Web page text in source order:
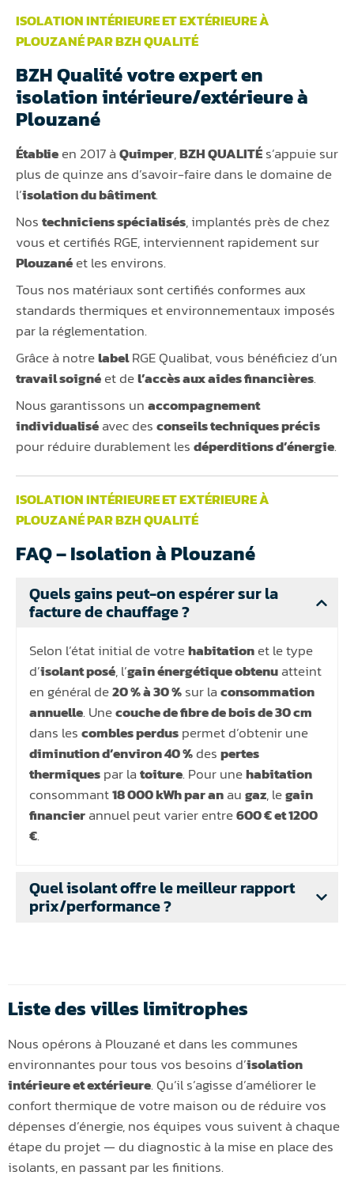
ISOLATION INTÉRIEURE ET EXTÉRIEURE À
PLOUZANÉ PAR BZH QUALITÉ
BZH Qualité votre expert en
isolation intérieure/extérieure à
Plouzané
Établieen 2017 àQuimper,BZH QUALITÉs’appuie sur
plus de quinze ans d’savoir-faire dans le domaine de
l’isolation du bâtiment.
Nostechniciens spécialisés, implantés près de chez
vous et certifiés RGE, interviennent rapidement sur
Plouzanéet les environs.
Tous nos matériaux sont certifiés conformes aux
standards thermiques et environnementaux imposés
par la réglementation.
Grâce à notrelabelRGE Qualibat, vous bénéficiez d’un
travail soignéet del’accès aux aides financières.
Nous garantissons unaccompagnement
individualiséavec desconseils techniques précis
pour réduire durablement lesdéperditions d’énergie.
ISOLATION INTÉRIEURE ET EXTÉRIEURE À
PLOUZANÉ PAR BZH QUALITÉ
FAQ – Isolation à Plouzané
Quels gains peut-on espérer sur la
facture de chauffage ?
Selon l’état initial de votrehabitationet le type
d’isolant posé, l’gain énergétique obtenuatteint
en général de20 % à 30 %sur laconsommation
annuelle. Unecouche de fibre de bois de 30 cm
dans lescombles perduspermet d’obtenir une
diminution d’environ 40 %despertes
thermiquespar latoiture. Pour unehabitation
consommant18 000 kWh par anaugaz, legain
financierannuel peut varier entre600 € et 1200
€.
Quel isolant offre le meilleur rapport
prix/performance ?
Liste des villes limitrophes
Nous opérons à Plouzané et dans les communes
environnantes pour tous vos besoins d’isolation
intérieure et extérieure. Qu’il s’agisse d’améliorer le
confort thermique de votre maison ou de réduire vos
dépenses d’énergie, nos équipes vous suivent à chaque
étape du projet — du diagnostic à la mise en place des
isolants, en passant par les finitions.